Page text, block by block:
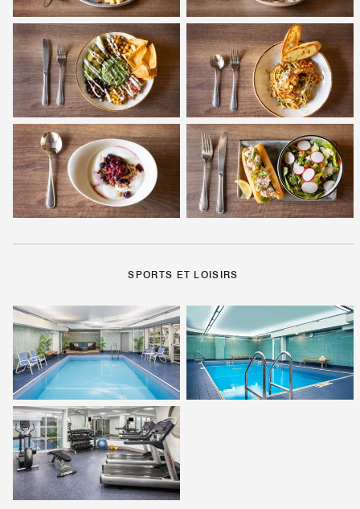
SPORTS ET LOISIRS